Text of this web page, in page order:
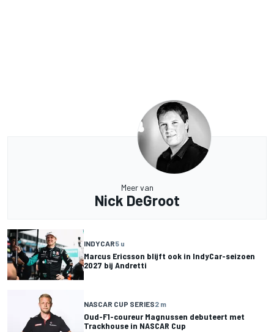
Meer van
Nick DeGroot
INDYCAR5 u
Marcus Ericsson blijft ook in IndyCar-seizoen
2027 bij Andretti
NASCAR CUP SERIES2 m
Oud-F1-coureur Magnussen debuteert met
Trackhouse in NASCAR Cup